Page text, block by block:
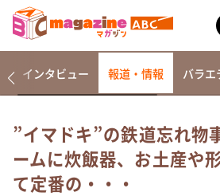
なるみ・岡村の過ぎるTV
相席食堂
インタビュー 報道・情報 バラエ
”イマドキ”の鉄道忘れ
ームに炊飯器、お土産や
て定番の・・・